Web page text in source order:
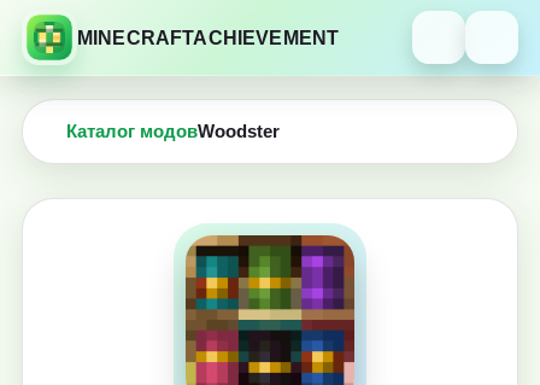
MINECRAFTACHIEVEMENT
Каталог модовWoodster